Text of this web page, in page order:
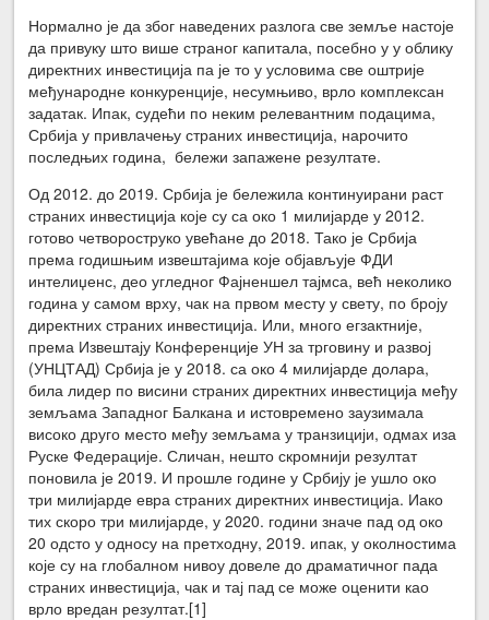
Нормално је да због наведених разлога све земље настоје
да привуку што више страног капитала, посебно у у облику
директних инвестиција па је то у условима све оштрије
међународне конкуренције, несумњиво, врло комплексан
задатак. Ипак, судећи по неким релевантним подацима,
Србија у привлачењу страних инвестиција, нарочито
последњих година, бележи запажене резултате.
Од 2012. до 2019. Србија је бележила континуирани раст
страних инвестиција које су са око 1 милијарде у 2012.
готово четвороструко увећане до 2018. Тако је Србија
према годишњим извештајима које објављује ФДИ
интелиџенс, део угледног Фајненшел тајмса, већ неколико
година у самом врху, чак на првом месту у свету, по броју
директних страних инвестиција. Или, много егзактније,
према Извештају Конференције УН за трговину и развој
(УНЦТАД) Србија је у 2018. са око 4 милијарде долара,
била лидер по висини страних директних инвестиција међу
земљама Западног Балкана и истовремено заузимала
високо друго место међу земљама у транзицији, одмах иза
Руске Федерације. Сличан, нешто скромнији резултат
поновила је 2019. И прошле године у Србију је ушло око
три милијарде евра страних директних инвестиција. Иако
тих скоро три милијарде, у 2020. години значе пад од око
20 одсто у односу на претходну, 2019. ипак, у околностима
које су на глобалном нивоу довеле до драматичног пада
страних инвестиција, чак и тај пад се може оценити као
врло вредан резултат.[1]